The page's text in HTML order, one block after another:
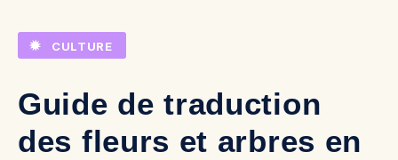
Comment pouvons-nous vous aider ?
Rechercher
CULTURE
Guide de traduction
des fleurs et arbres en